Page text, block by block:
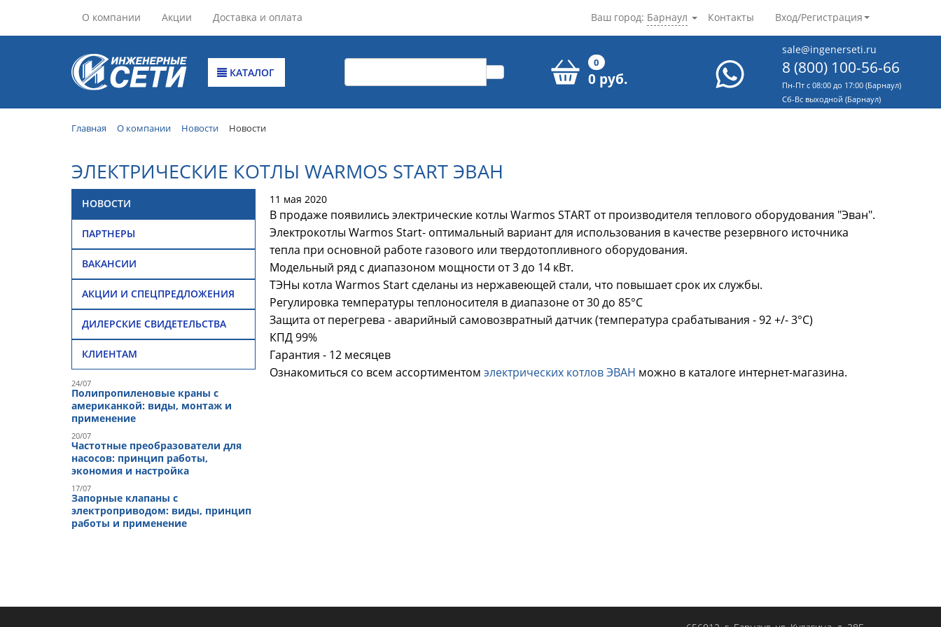
О компании Акции Доставка и оплата Контакты Вход/Регистрация
Ваш город: Барнаул
КАТАЛОГ
0
0 руб.
sale@ingenerseti.ru
8 (800) 100-56-66
Пн-Пт с 08:00 до 17:00 (Барнаул)
Cб-Вс выходной (Барнаул)
Главная О компании Новости Новости
ЭЛЕКТРИЧЕСКИЕ КОТЛЫ WARMOS START ЭВАН
НОВОСТИ
ПАРТНЕРЫ
ВАКАНСИИ
АКЦИИ И СПЕЦПРЕДЛОЖЕНИЯ
ДИЛЕРСКИЕ СВИДЕТЕЛЬСТВА
КЛИЕНТАМ
24/07
Полипропиленовые краны с
американкой: виды, монтаж и
применение
20/07
Частотные преобразователи для
насосов: принцип работы,
экономия и настройка
17/07
Запорные клапаны с
электроприводом: виды, принцип
работы и применение
11 мая 2020
В продаже появились электрические котлы Warmos START от производителя теплового оборудования "Эван".
Электрокотлы Warmos Start- оптимальный вариант для использования в качестве резервного источника
тепла при основной работе газового или твердотопливного оборудования.
Модельный ряд с диапазоном мощности от 3 до 14 кВт.
ТЭНы котла Warmos Start сделаны из нержавеющей стали, что повышает срок их службы.
Регулировка температуры теплоносителя в диапазоне от 30 до 85°С
Защита от перегрева - аварийный самовозвратный датчик (температура срабатывания - 92 +/- 3°С)
КПД 99%
Гарантия - 12 месяцев
Ознакомиться со всем ассортиментом электрических котлов ЭВАН можно в каталоге интернет-магазина.